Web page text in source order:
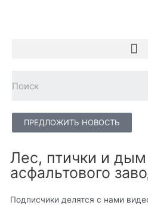
ПРЕДЛОЖИТЬ НОВОСТЬ
Лес, птички и дым
асфальтового
Подписчики делятся с нами